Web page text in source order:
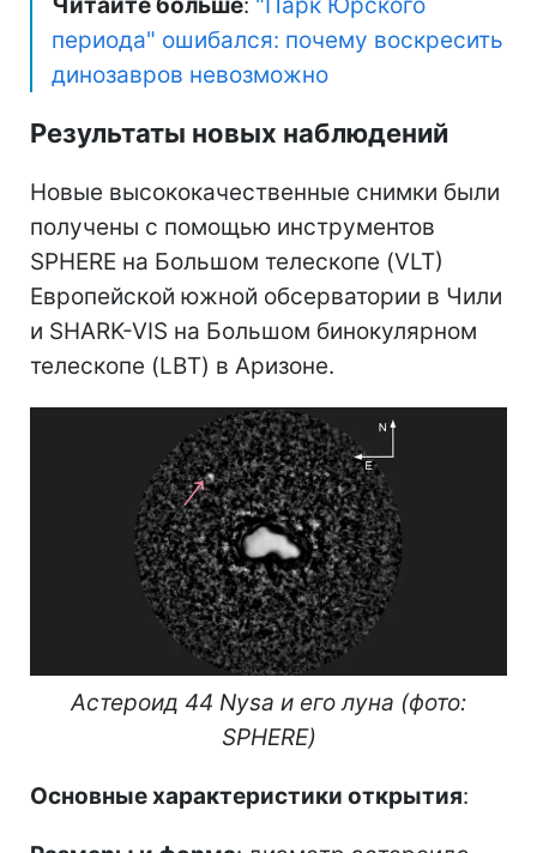
Читайте больше: "Парк Юрского
периода" ошибался: почему воскресить
динозавров невозможно
Результаты новых наблюдений
Новые высококачественные снимки были
получены с помощью инструментов
SPHERE на Большом телескопе (VLT)
Европейской южной обсерватории в Чили
и SHARK-VIS на Большом бинокулярном
телескопе (LBT) в Аризоне.
Астероид 44 Nysa и его луна (фото:
SPHERE)
Основные характеристики открытия: